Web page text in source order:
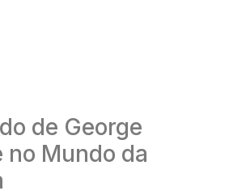
de George
no Mundo da